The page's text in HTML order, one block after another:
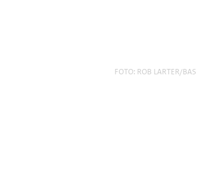
FOTO: ROB LARTER/BAS